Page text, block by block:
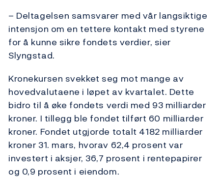
– Deltagelsen samsvarer med vår langsiktige
intensjon om en tettere kontakt med styrene
for å kunne sikre fondets verdier, sier
Slyngstad.
Kronekursen svekket seg mot mange av
hovedvalutaene i løpet av kvartalet. Dette
bidro til å øke fondets verdi med 93 milliarder
kroner. I tillegg ble fondet tilført 60 milliarder
kroner. Fondet utgjorde totalt 4182 milliarder
kroner 31. mars, hvorav 62,4 prosent var
investert i aksjer, 36,7 prosent i rentepapirer
og 0,9 prosent i eiendom.